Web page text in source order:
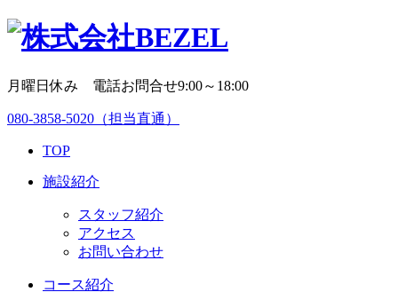
月曜日休み 電話お問合せ9:00～18:00
080-3858-5020 （担当直通）
TOP
施設紹介
スタッフ紹介
アクセス
お問い合わせ
コース紹介